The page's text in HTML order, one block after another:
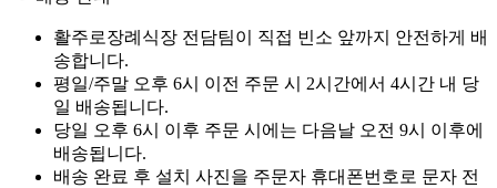
활주로장례식장 전담팀이 직접 빈소 앞까지 안전하게 배
송합니다.
평일/주말 오후 6시 이전 주문 시 2시간에서 4시간 내 당
일 배송됩니다.
당일 오후 6시 이후 주문 시에는 다음날 오전 9시 이후에
배송됩니다.
배송 완료 후 설치 사진을 주문자 휴대폰번호로 문자 전